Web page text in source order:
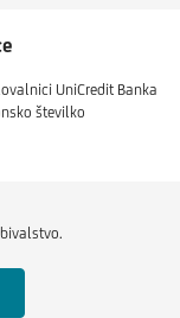
UniCredit Banka
številko